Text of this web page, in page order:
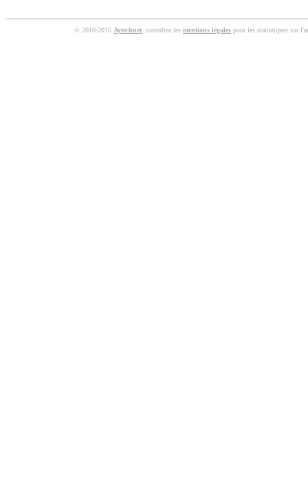
© 2010-2016 Aytechnet , consultez les mentions légales pour les statistiques sur